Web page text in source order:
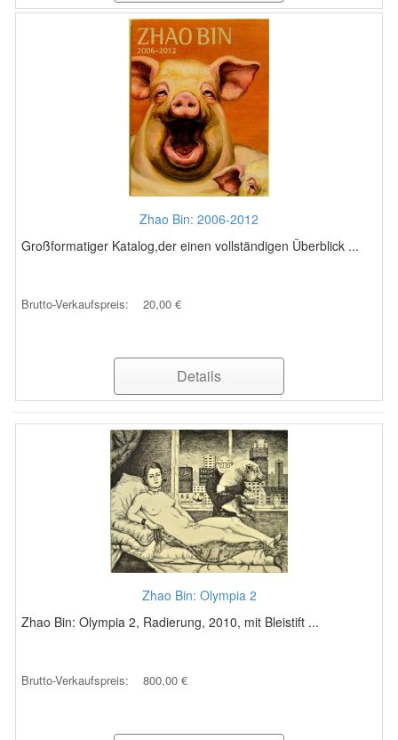
Zhao Bin: 2006-2012
Großformatiger Katalog,der einen vollständigen Überblick ...
Brutto-Verkaufspreis: 20,00 €
Details
Zhao Bin: Olympia 2
Zhao Bin: Olympia 2, Radierung, 2010, mit Bleistift ...
Brutto-Verkaufspreis: 800,00 €